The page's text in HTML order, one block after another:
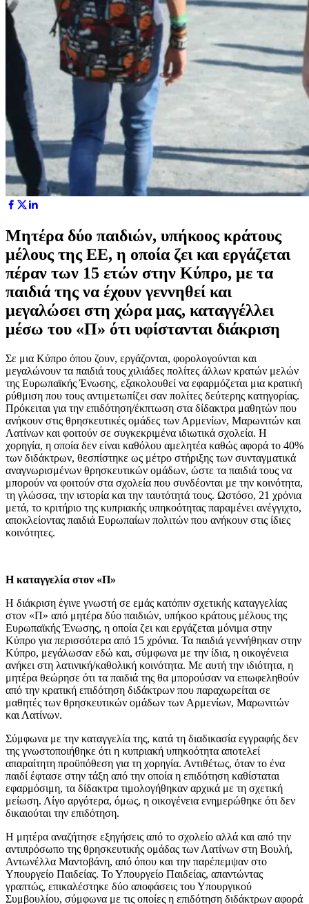
Μητέρα δύο παιδιών, υπήκοος κράτους
μέλους της ΕΕ, η οποία ζει και εργάζεται
πέραν των 15 ετών στην Κύπρο, με τα
παιδιά της να έχουν γεννηθεί και
μεγαλώσει στη χώρα μας, καταγγέλλει
μέσω του «Π» ότι υφίστανται διάκριση
Σε μια Κύπρο όπου ζουν, εργάζονται, φορολογούνται και
μεγαλώνουν τα παιδιά τους χιλιάδες πολίτες άλλων κρατών μελών
της Ευρωπαϊκής Ένωσης, εξακολουθεί να εφαρμόζεται μια κρατική
ρύθμιση που τους αντιμετωπίζει σαν πολίτες δεύτερης κατηγορίας.
Πρόκειται για την επιδότηση/έκπτωση στα δίδακτρα μαθητών που
ανήκουν στις θρησκευτικές ομάδες των Αρμενίων, Μαρωνιτών και
Λατίνων και φοιτούν σε συγκεκριμένα ιδιωτικά σχολεία. Η
χορηγία, η οποία δεν είναι καθόλου αμελητέα καθώς αφορά το 40%
των διδάκτρων, θεσπίστηκε ως μέτρο στήριξης των συνταγματικά
αναγνωρισμένων θρησκευτικών ομάδων, ώστε τα παιδιά τους να
μπορούν να φοιτούν στα σχολεία που συνδέονται με την κοινότητα,
τη γλώσσα, την ιστορία και την ταυτότητά τους. Ωστόσο, 21 χρόνια
μετά, το κριτήριο της κυπριακής υπηκοότητας παραμένει ανέγγιχτο,
αποκλείοντας παιδιά Ευρωπαίων πολιτών που ανήκουν στις ίδιες
κοινότητες.
Η καταγγελία στον «Π»
Η διάκριση έγινε γνωστή σε εμάς κατόπιν σχετικής καταγγελίας
στον «Π» από μητέρα δύο παιδιών, υπήκοο κράτους μέλους της
Ευρωπαϊκής Ένωσης, η οποία ζει και εργάζεται μόνιμα στην
Κύπρο για περισσότερα από 15 χρόνια. Τα παιδιά γεννήθηκαν στην
Κύπρο, μεγάλωσαν εδώ και, σύμφωνα με την ίδια, η οικογένεια
ανήκει στη λατινική/καθολική κοινότητα. Με αυτή την ιδιότητα, η
μητέρα θεώρησε ότι τα παιδιά της θα μπορούσαν να επωφεληθούν
από την κρατική επιδότηση διδάκτρων που παραχωρείται σε
μαθητές των θρησκευτικών ομάδων των Αρμενίων, Μαρωνιτών
και Λατίνων.
Σύμφωνα με την καταγγελία της, κατά τη διαδικασία εγγραφής δεν
της γνωστοποιήθηκε ότι η κυπριακή υπηκοότητα αποτελεί
απαραίτητη προϋπόθεση για τη χορηγία. Αντιθέτως, όταν το ένα
παιδί έφτασε στην τάξη από την οποία η επιδότηση καθίσταται
εφαρμόσιμη, τα δίδακτρα τιμολογήθηκαν αρχικά με τη σχετική
μείωση. Λίγο αργότερα, όμως, η οικογένεια ενημερώθηκε ότι δεν
δικαιούται την επιδότηση.
Η μητέρα αναζήτησε εξηγήσεις από το σχολείο αλλά και από την
αντιπρόσωπο της θρησκευτικής ομάδας των Λατίνων στη Βουλή,
Αντωνέλλα Μαντοβάνη, από όπου και την παρέπεμψαν στο
Υπουργείο Παιδείας. Το Υπουργείο Παιδείας, απαντώντας
γραπτώς, επικαλέστηκε δύο αποφάσεις του Υπουργικού
Συμβουλίου, σύμφωνα με τις οποίες η επιδότηση διδάκτρων αφορά